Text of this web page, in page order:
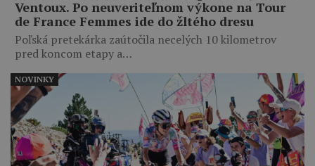
Ventoux. Po neuveriteľnom výkone na Tour
de France Femmes ide do žltého dresu
Poľská pretekárka zaútočila necelých 10 kilometrov
pred koncom etapy a…
NOVINKY